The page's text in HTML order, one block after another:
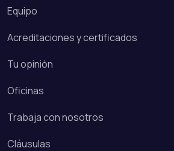
Equipo
Acreditaciones y certificados
Tu opinión
Oficinas
Trabaja con nosotros
Cláusulas